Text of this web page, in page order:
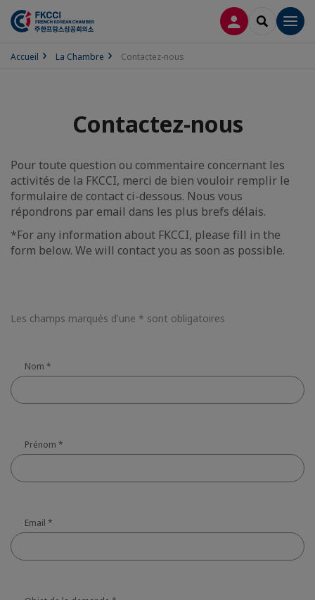
CONNEXION
Accueil La Chambre Contactez-nous
Contactez-nous
Pour toute question ou commentaire concernant les
activités de la FKCCI, merci de bien vouloir remplir le
formulaire de contact ci-dessous. Nous vous
répondrons par email dans les plus brefs délais.
*For any information about FKCCI, please fill in the
form below. We will contact you as soon as possible.
Les champs marqués d'une * sont obligatoires
Nom *
Prénom *
Email *